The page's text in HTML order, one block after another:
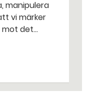
vi märker